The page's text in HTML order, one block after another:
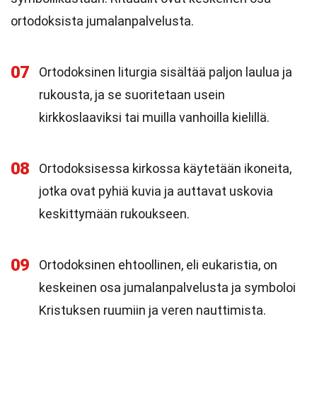
ortodoksista jumalanpalvelusta.
07
Ortodoksinen liturgia sisältää paljon laulua ja
rukousta, ja se suoritetaan usein
kirkkoslaaviksi tai muilla vanhoilla kielillä.
08
Ortodoksisessa kirkossa käytetään ikoneita,
jotka ovat pyhiä kuvia ja auttavat uskovia
keskittymään rukoukseen.
09
Ortodoksinen ehtoollinen, eli eukaristia, on
keskeinen osa jumalanpalvelusta ja symboloi
Kristuksen ruumiin ja veren nauttimista.